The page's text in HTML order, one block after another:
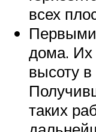
всех
Первыми
дома. Их
высоту
таких